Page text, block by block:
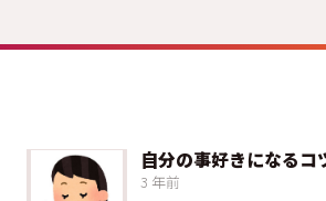
自分の事好きになるコ
3 年前